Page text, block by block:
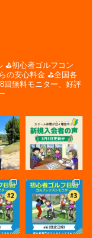
⛳️初心者ゴルフコン
の安心料金 ⛳️全国各
回無料モニター、好評